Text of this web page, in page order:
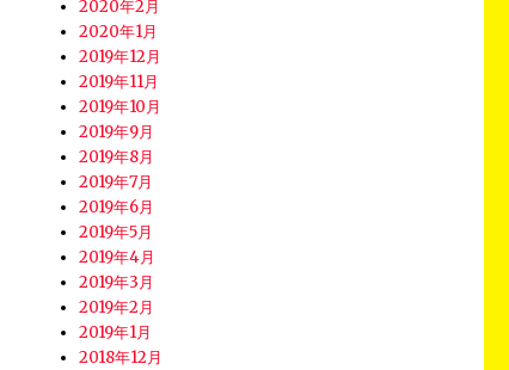
2020年2月
2020年1月
2019年12月
2019年11月
2019年10月
2019年9月
2019年8月
2019年7月
2019年6月
2019年5月
2019年4月
2019年3月
2019年2月
2019年1月
2018年12月